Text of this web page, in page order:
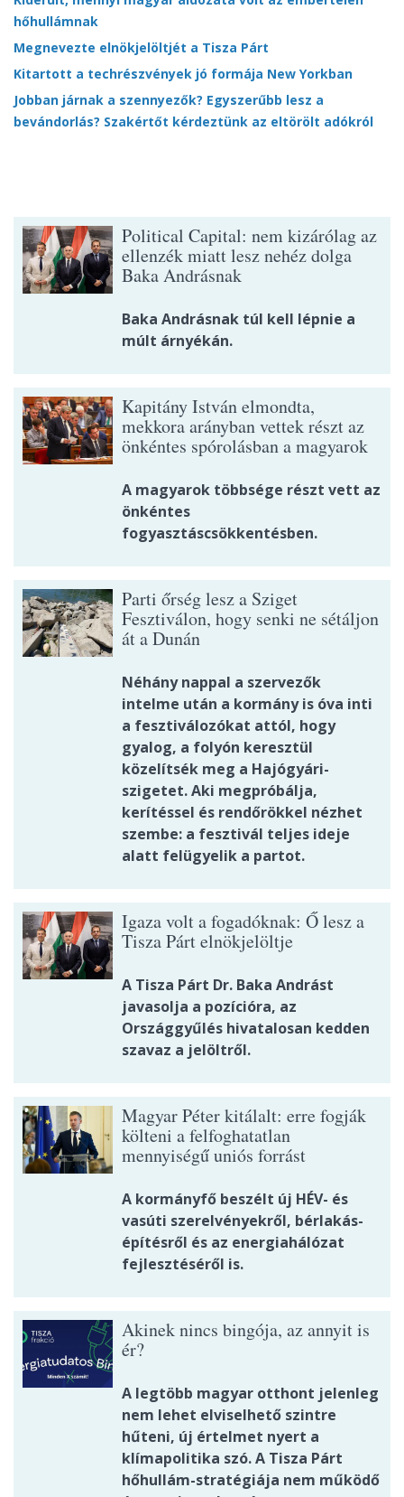
hőhullámnak
Megnevezte elnökjelöltjét a Tisza Párt
Kitartott a techrészvények jó formája New Yorkban
Jobban járnak a szennyezők? Egyszerűbb lesz a
bevándorlás? Szakértőt kérdeztünk az eltörölt adókról
Political Capital: nem kizárólag az
ellenzék miatt lesz nehéz dolga
Baka Andrásnak
Baka Andrásnak túl kell lépnie a
múlt árnyékán.
Kapitány István elmondta,
mekkora arányban vettek részt az
önkéntes spórolásban a magyarok
A magyarok többsége részt vett az
önkéntes
fogyasztáscsökkentésben.
Parti őrség lesz a Sziget
Fesztiválon, hogy senki ne sétáljon
át a Dunán
Néhány nappal a szervezők
intelme után a kormány is óva inti
a fesztiválozókat attól, hogy
gyalog, a folyón keresztül
közelítsék meg a Hajógyári-
szigetet. Aki megpróbálja,
kerítéssel és rendőrökkel nézhet
szembe: a fesztivál teljes ideje
alatt felügyelik a partot.
Igaza volt a fogadóknak: Ő lesz a
Tisza Párt elnökjelöltje
A Tisza Párt Dr. Baka Andrást
javasolja a pozícióra, az
Országgyűlés hivatalosan kedden
szavaz a jelöltről.
Magyar Péter kitálalt: erre fogják
költeni a felfoghatatlan
mennyiségű uniós forrást
A kormányfő beszélt új HÉV- és
vasúti szerelvényekről, bérlakás-
építésről és az energiahálózat
fejlesztéséről is.
Akinek nincs bingója, az annyit is
ér?
A legtöbb magyar otthont jelenleg
nem lehet elviselhető szintre
hűteni, új értelmet nyert a
klímapolitika szó. A Tisza Párt
hőhullám-stratégiája nem működő